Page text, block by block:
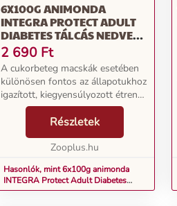
6X100G ANIMONDA
INTEGRA PROTECT ADULT
DIABETES TÁLCÁS NEDVES
MACSKATÁP-NYÚL
2 690 Ft
A cukorbeteg macskák esetében
különösen fontos az állapotukhoz
igazított, kiegyensúlyozott étrend.
Az animonda Integra Protect
Adult Diabetes kifejezetten a
stabil vércukorszint elősegítésére
Részletek
Zooplus.hu
Hasonlók, mint 6x100g animonda
INTEGRA Protect Adult Diabetes
tálcás nedves macskatáp-nyúl